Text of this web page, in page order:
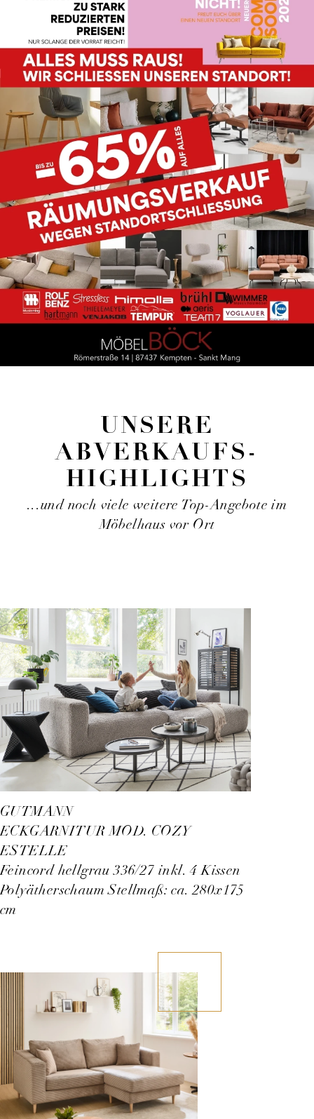
UNSERE
ABVERKAUFS-
HIGHLIGHTS
...und noch viele weitere Top-Angebote im
Möbelhaus vor Ort
GUTMANN
ECKGARNITUR MOD. COZY
ESTELLE
Feincord hellgrau 336/27 inkl. 4 Kissen
Polyätherschaum Stellmaß: ca. 280x175
cm